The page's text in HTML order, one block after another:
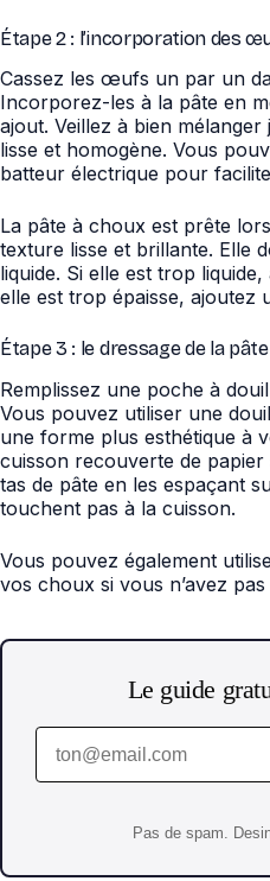
Étape 2 : l’incorporation des
Cassez les œufs un par un
Incorporez-les à la pâte en
ajout. Veillez à bien mélanger
lisse et homogène. Vous
batteur électrique pour
La pâte à choux est prête
texture lisse et brillante. Elle
liquide. Si elle est trop
elle est trop épaisse,
Étape 3 : le dressage de la pâte
Remplissez une poche à
Vous pouvez utiliser une
une forme plus esthétique à
cuisson recouverte de
tas de pâte en les espaçant
touchent pas à la cuisson.
Vous pouvez également
vos choux si vous n’avez
Le guide
Pas de spam.